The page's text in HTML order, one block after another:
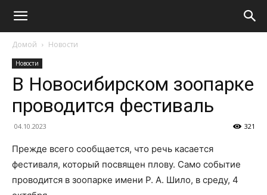
Домой Новости
Новости
В Новосибирском зоопарке
проводится фестиваль
04.10.2023 321
Прежде всего сообщается, что речь касается
фестиваля, который посвящен плову. Само событие
проводится в зоопарке имени Р. А. Шило, в среду, 4